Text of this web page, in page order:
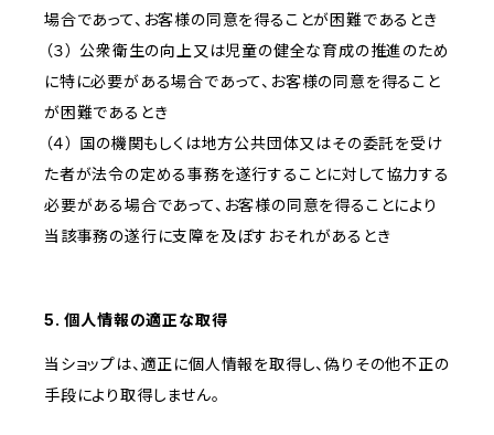
場合であって、お客様の同意を得ることが困難であるとき
（３） 公衆衛生の向上又は児童の健全な育成の推進のため
に特に必要がある場合であって、お客様の同意を得ること
が困難であるとき
（４） 国の機関もしくは地方公共団体又はその委託を受け
た者が法令の定める事務を遂行することに対して協力する
必要がある場合であって、お客様の同意を得ることにより
当該事務の遂行に支障を及ぼすおそれがあるとき
5. 個人情報の適正な取得
当ショップは、適正に個人情報を取得し、偽りその他不正の
手段により取得しません。